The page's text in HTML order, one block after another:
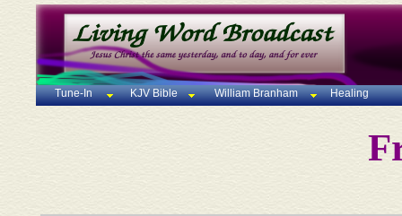
Tune-In KJV Bible William Branham Healing